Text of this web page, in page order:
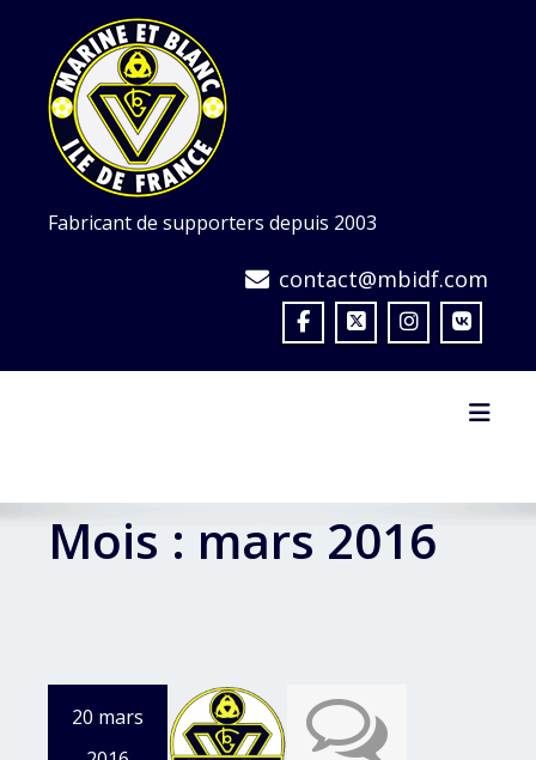
content
Fabricant de supporters depuis 2003
contact@mbidf.com
Mois : mars 2016
20 mars